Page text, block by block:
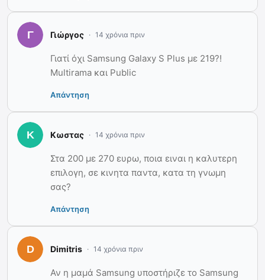
Γιώργος 14 χρόνια πριν
Γιατί όχι Samsung Galaxy S Plus με 219?!
Multirama και Public
Απάντηση
Κωστας 14 χρόνια πριν
Στα 200 με 270 ευρω, ποια ειναι η καλυτερη
επιλογη, σε κινητα παντα, κατα τη γνωμη
σας?
Απάντηση
Dimitris 14 χρόνια πριν
Αν η μαμά Samsung υποστήριζε το Samsung